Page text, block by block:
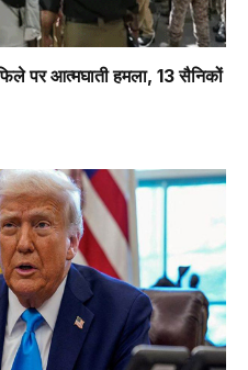
पर आत्मघाती हमला, 13 सैनिकों